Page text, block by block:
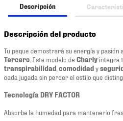
Descripción
Descripción del producto
Tu peque demostrará su energía y pasión
Tercero . Este modelo de Charly integra
transpirabilidad comodidad y
cada jugada sin perder el estilo que
Tecnología DRY FACTOR
Absorbe la humedad para mantenerlo